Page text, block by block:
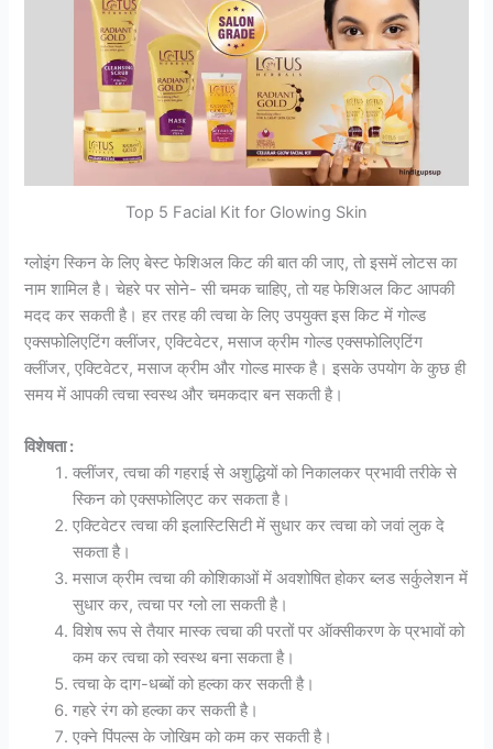
Top 5 Facial Kit for Glowing Skin
ग्लोइंग स्किन के लिए बेस्ट फेशिअल किट की बात की जाए, तो इसमें लोटस का
नाम शामिल है। चेहरे पर सोने- सी चमक चाहिए, तो यह फेशिअल किट आपकी
मदद कर सकती है। हर तरह की त्वचा के लिए उपयुक्त इस किट में गोल्ड
एक्सफोलिएटिंग क्लींजर, एक्टिवेटर, मसाज क्रीम गोल्ड एक्सफोलिएटिंग
क्लींजर, एक्टिवेटर, मसाज क्रीम और गोल्ड मास्क है। इसके उपयोग के कुछ ही
समय में आपकी त्वचा स्वस्थ और चमकदार बन सकती है।
विशेषता :
क्लींजर, त्वचा की गहराई से अशुद्धियों को निकालकर प्रभावी तरीके से
स्किन को एक्सफोलिएट कर सकता है।
एक्टिवेटर त्वचा की इलास्टिसिटी में सुधार कर त्वचा को जवां लुक दे
सकता है।
मसाज क्रीम त्वचा की कोशिकाओं में अवशोषित होकर ब्लड सर्कुलेशन में
सुधार कर, त्वचा पर ग्लो ला सकती है।
विशेष रूप से तैयार मास्क त्वचा की परतों पर ऑक्सीकरण के प्रभावों को
कम कर त्वचा को स्वस्थ बना सकता है।
त्वचा के दाग-धब्बों को हल्का कर सकती है।
गहरे रंग को हल्का कर सकती है।
एक्ने पिंपल्स के जोखिम को कम कर सकती है।